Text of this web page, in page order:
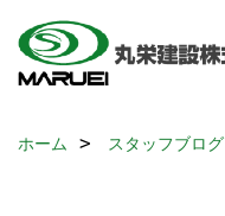
ホーム スタッフブログ